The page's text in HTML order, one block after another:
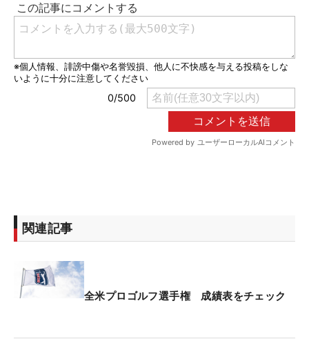
関連記事
全米プロゴルフ選手権 成績表をチェック